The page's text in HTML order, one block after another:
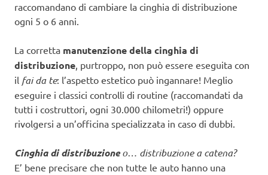
raccomandano di cambiare la cinghia di distribuzione
ogni 5 o 6 anni.
La corretta manutenzione della cinghia di
distribuzione, purtroppo, non può essere eseguita con
il fai da te: l’aspetto estetico può ingannare! Meglio
eseguire i classici controlli di routine (raccomandati da
tutti i costruttori, ogni 30.000 chilometri!) oppure
rivolgersi a un’officina specializzata in caso di dubbi.
Cinghia di distribuzioneo… distribuzione a catena?
E’ bene precisare che non tutte le auto hanno una